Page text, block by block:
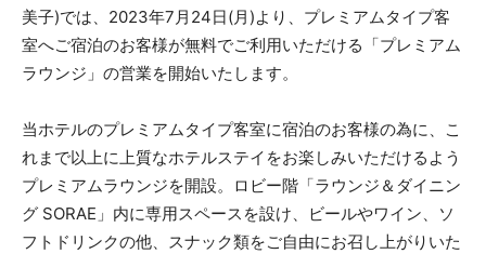
美子)では、2023年7月24日(月)より、プレミアムタイプ客
室へご宿泊のお客様が無料でご利用いただける「プレミアム
ラウンジ」の営業を開始いたします。
当ホテルのプレミアムタイプ客室に宿泊のお客様の為に、こ
れまで以上に上質なホテルステイをお楽しみいただけるよう
プレミアムラウンジを開設。ロビー階「ラウンジ＆ダイニン
グ SORAE」内に専用スペースを設け、ビールやワイン、ソ
フトドリンクの他、スナック類をご自由にお召し上がりいた